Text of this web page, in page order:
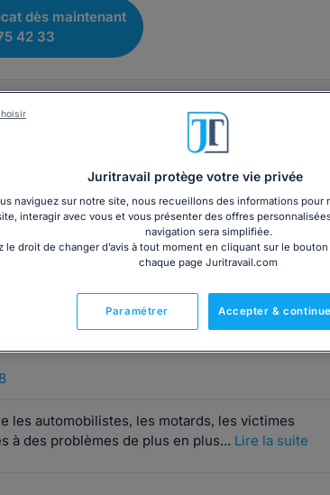
dès maintenant
42 33
d'Enseignement à l'UNIV. PARIS SORBONNEMes
sont les suivants, en France métropolitaine...
les automobilistes, les motards, les victimes
à des problèmes de plus en plus... Lire la suite
Juritravail protège votre vie privée
naviguez sur notre site, nous recueillons des informations pour
interagir avec vous et vous présenter des offres
navigation sera simplifiée.
le droit de changer d’avis à tout moment en cliquant sur le
chaque page Juritravail.com
Accepter &
Paramétrer